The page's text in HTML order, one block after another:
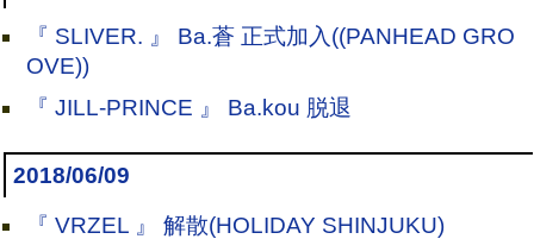
『 SLIVER. 』 Ba.蒼 正式加入((PANHEAD GRO
OVE))
『 JILL-PRINCE 』 Ba.kou 脱退
2018/06/09
『 VRZEL 』 解散(HOLIDAY SHINJUKU)